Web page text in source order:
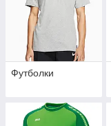
Футболки